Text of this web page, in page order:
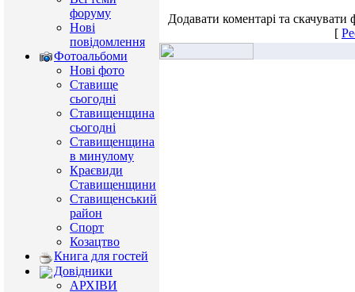
форуму
Нові
повідомлення
Фотоальбоми
Нові фото
Ставище
сьогодні
Ставищенщина
сьогодні
Ставищенщина
в минулому
Краєвиди
Ставищенщини
Ставищенський
район
Спорт
Козацтво
Книга для гостей
Довідники
АРХІВИ
Додавати коментарі та
[